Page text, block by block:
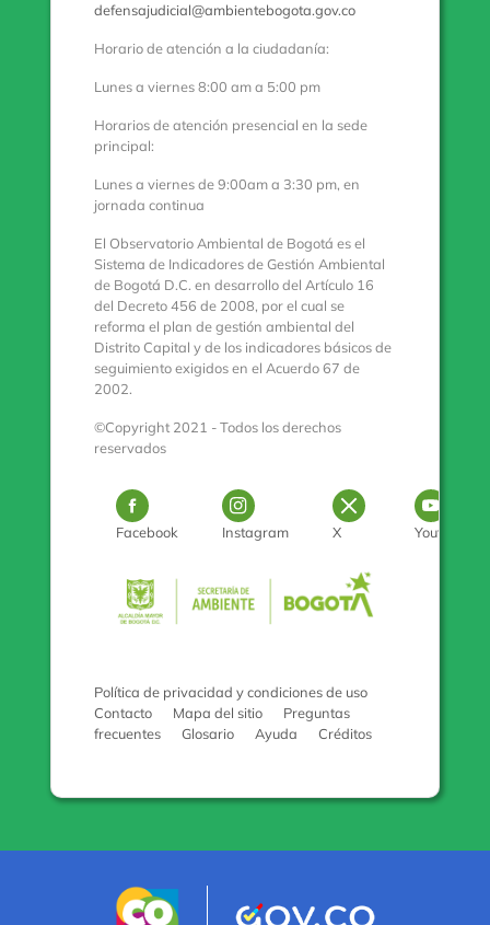
defensajudicial@ambientebogota.gov.co
Horario de atención a la ciudadanía:
Lunes a viernes 8:00 am a 5:00 pm
Horarios de atención presencial en la sede
principal:
Lunes a viernes de 9:00am a 3:30 pm, en
jornada continua
El Observatorio Ambiental de Bogotá es el
Sistema de Indicadores de Gestión Ambiental
de Bogotá D.C. en desarrollo del Artículo 16
del Decreto 456 de 2008, por el cual se
reforma el plan de gestión ambiental del
Distrito Capital y de los indicadores básicos de
seguimiento exigidos en el Acuerdo 67 de
2002.
©Copyright 2021 - Todos los derechos
reservados
Facebook Logo Facebook
InstagramLogo Instagram
XLogo TwitterYoutube
Política de privacidad y condiciones de uso
Contacto
Mapa del sitio
Preguntas
frecuentes
Glosario Ayuda Créditos
Logo marca Colombia